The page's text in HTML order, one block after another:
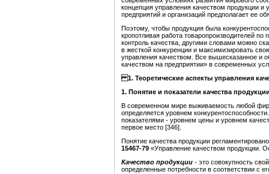
концепция управления качеством продукции
предприятий и организаций предполагает ее
Поэтому, чтобы продукция была
кропотливая работа товаропроизводителей
контроль качества, другими словами можно
в жесткой конкуренции и максимизировать
управления качеством. Все вышесказанное и
качеством на предприятии» в современных
1. Теоретические аспекты управления
1. Понятие и показатели качества
В современном мире выживаемость любой
определяется уровнем
показателями - уровнем цены и уровнем
первое место [346].
Понятие качества продукции
15467-79 «Управление качеством продукции.
Качество продукции - это совокупность
определенные потребности в соответствии с